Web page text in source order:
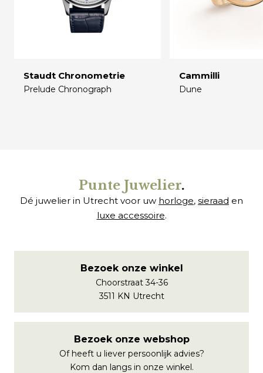
Staudt Chronometrie
Prelude Chronograph
Cammilli
Dune
Punte Juwelier.
Dé juwelier in Utrecht voor uw horloge, sieraad en
luxe accessoire.
Bezoek onze winkel
Choorstraat 34-36
3511 KN Utrecht
Bezoek onze webshop
Of heeft u liever persoonlijk advies?
Kom dan langs in onze winkel.